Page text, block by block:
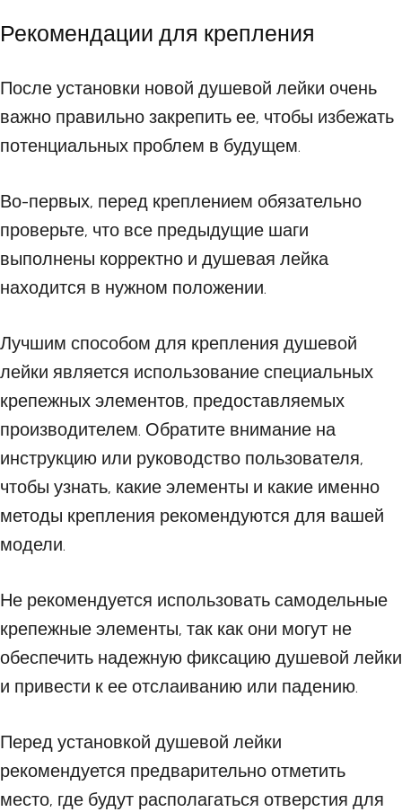
Рекомендации для крепления
После установки новой душевой лейки очень
важно правильно закрепить ее, чтобы избежать
потенциальных проблем в будущем.
Во-первых, перед креплением обязательно
проверьте, что все предыдущие шаги
выполнены корректно и душевая лейка
находится в нужном положении.
Лучшим способом для крепления душевой
лейки является использование специальных
крепежных элементов, предоставляемых
производителем. Обратите внимание на
инструкцию или руководство пользователя,
чтобы узнать, какие элементы и какие именно
методы крепления рекомендуются для вашей
модели.
Не рекомендуется использовать самодельные
крепежные элементы, так как они могут не
обеспечить надежную фиксацию душевой лейки
и привести к ее отслаиванию или падению.
Перед установкой душевой лейки
рекомендуется предварительно отметить
место, где будут располагаться отверстия для